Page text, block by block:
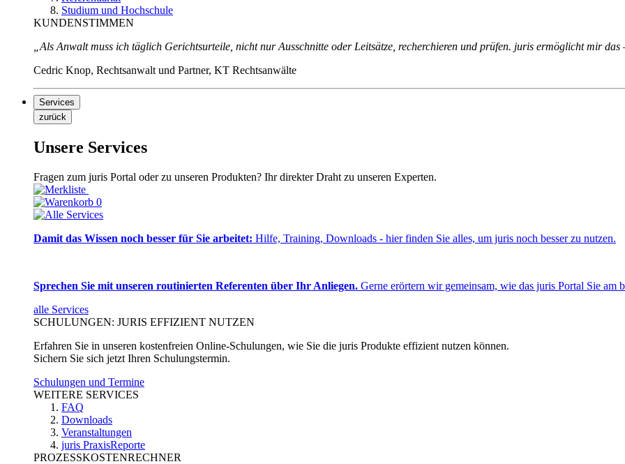
Studium und Hochschule
KUNDENSTIMMEN
„Als Anwalt muss ich täglich Gerichtsurteile, nicht nur Ausschnitte oder Leitsätze, recherchieren und prüfen. juris ermöglicht mir
Cedric Knop, Rechtsanwalt und Partner, KT Rechtsanwälte
Services
zurück
Unsere Services
Fragen zum juris Portal oder zu unseren Produkten? Ihr direkter Draht zu unseren Experten.
0
Damit das Wissen noch besser für Sie arbeitet: Hilfe, Training, Downloads - hier finden Sie alles, um juris noch besser zu nutzen.
Sprechen Sie mit unseren routinierten Referenten über Ihr Anliegen. Gerne erörtern wir gemeinsam, wie das juris Portal Sie am
alle Services
SCHULUNGEN: JURIS EFFIZIENT NUTZEN
Erfahren Sie in unseren kostenfreien Online-Schulungen, wie Sie die juris Produkte effizient nutzen können.
Sichern Sie sich jetzt Ihren Schulungstermin.
Schulungen und Termine
WEITERE SERVICES
FAQ
Downloads
Veranstaltungen
juris PraxisReporte
PROZESSKOSTENRECHNER